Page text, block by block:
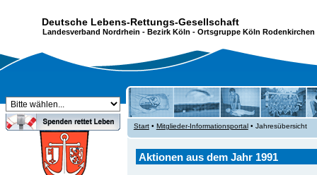
Deutsche Lebens-Rettungs-Gesellschaft
Landesverband Nordrhein - Bezirk Köln - Ortsgruppe Köln Rodenkirchen
Start• Mitglieder-Informationsportal• Jahresübersicht
Aktionen aus dem Jahr 1991